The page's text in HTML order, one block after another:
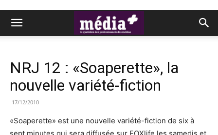
NRJ 12 : «Soaperette», la
nouvelle variété-fiction
17/12/2010
«Soaperette» est une nouvelle variété-fiction de six à